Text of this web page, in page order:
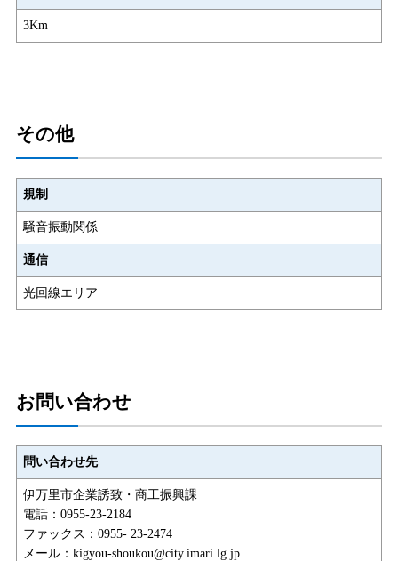
3Km
その他
規制
騒音振動関係
通信
光回線エリア
お問い合わせ
問い合わせ先
伊万里市企業誘致・商工振興課
電話：0955-23-2184
ファックス：0955- 23-2474
メール：kigyou-shoukou@city.imari.lg.jp